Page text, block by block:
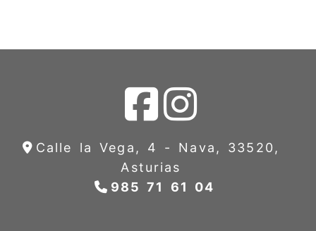
Calle la Vega, 4 - Nava, 33520,
Asturias
985 71 61 04